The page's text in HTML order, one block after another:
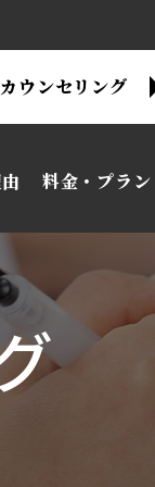
ウンセリング
料金・プラン